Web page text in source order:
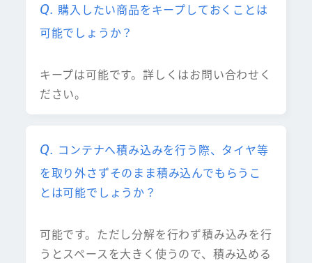
購入したい商品をキープしておくことは
可能でしょうか？
キープは可能です。詳しくはお問い合わせく
ださい。
コンテナへ積み込みを行う際、タイヤ等
を取り外さずそのまま積み込んでもらうこ
とは可能でしょうか？
可能です。ただし分解を行わず積み込みを行
うとスペースを大きく使うので、積み込める